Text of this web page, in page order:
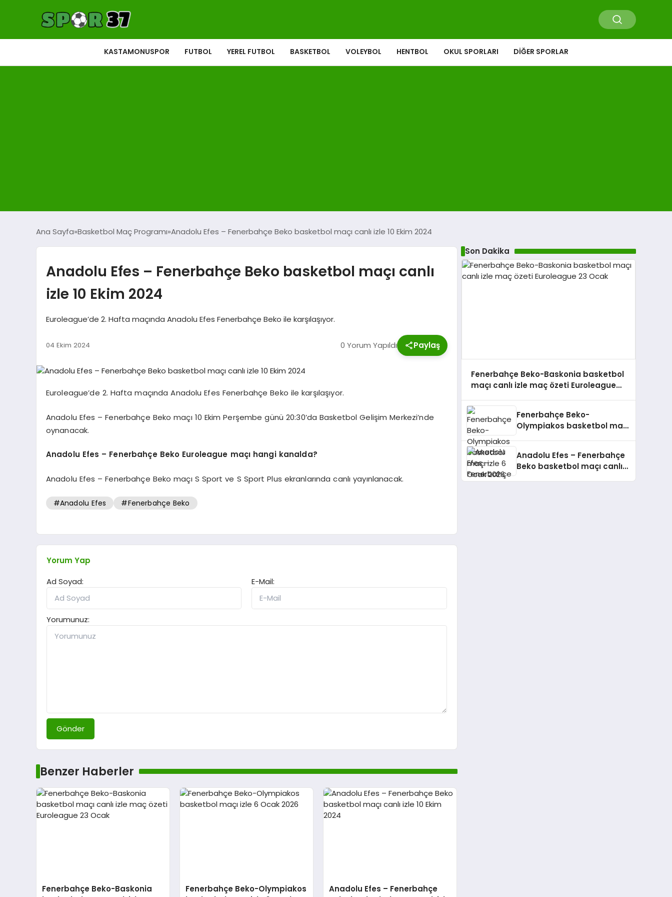
KASTAMONUSPOR FUTBOL YEREL FUTBOL BASKETBOL VOLEYBOL HENTBOL OKUL SPORLARI DIĞER SPORLAR
Ana Sayfa Basketbol Maç Programı Anadolu Efes – Fenerbahçe Beko basketbol maçı canlı izle 10 Ekim 2024
Anadolu Efes – Fenerbahçe Beko basketbol maçı canlı
izle 10 Ekim 2024
Euroleague’de 2. Hafta maçında Anadolu Efes Fenerbahçe Beko ile karşılaşıyor.
04 Ekim 2024 0 Yorum Yapıldı Paylaş
Euroleague’de 2. Hafta maçında Anadolu Efes Fenerbahçe Beko ile karşılaşıyor.
Anadolu Efes – Fenerbahçe Beko maçı 10 Ekim Perşembe günü 20:30’da Basketbol Gelişim Merkezi’nde
oynanacak.
Anadolu Efes – Fenerbahçe Beko Euroleague maçı hangi kanalda?
Anadolu Efes – Fenerbahçe Beko maçı S Sport ve S Sport Plus ekranlarında canlı yayınlanacak.
#Anadolu Efes #Fenerbahçe Beko
Yorum Yap
Ad Soyad:
E-Mail:
Yorumunuz:
Gönder
Benzer Haberler
Fenerbahçe Beko-Baskonia
Fenerbahçe Beko-Olympiakos
Anadolu Efes – Fenerbahçe
Son Dakika
Fenerbahçe Beko-Baskonia basketbol
maçı canlı izle maç özeti Euroleague
Fenerbahçe Beko-
Olympiakos basketbol maçı
Anadolu Efes – Fenerbahçe
Beko basketbol maçı canlı